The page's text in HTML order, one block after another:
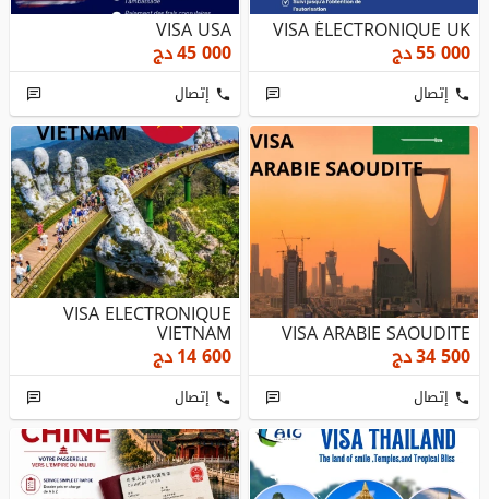
VISA ÉLECTRONIQUE UK
55 000دج
إتصال
VISA USA
45 000دج
إتصال
VISA ARABIE SAOUDITE
34 500دج
إتصال
VISA ELECTRONIQUE
VIETNAM
14 600دج
إتصال